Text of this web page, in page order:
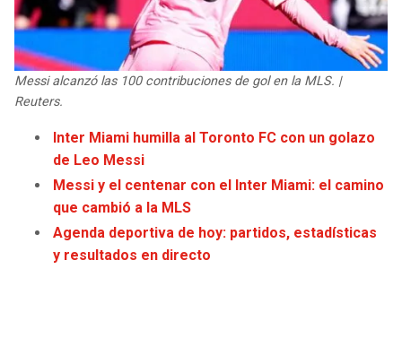
JAGUARS
TITANS
GIANTS
EAGLES
COMMANDERS
WIZARDS
WARRIORS
LAKERS
SUNS
KINGS
Messi alcanzó las 100 contribuciones de gol en la MLS. |
Reuters.
Inter Miami humilla al Toronto FC con un golazo
de Leo Messi
Messi y el centenar con el Inter Miami: el camino
que cambió a la MLS
Agenda deportiva de hoy: partidos, estadísticas
y resultados en directo